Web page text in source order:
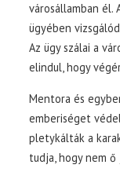
városállamban
ügyében
Az ügy szálai a
elindul, hogy
Mentora és
emberiséget
pletykálták a
tudja, hogy nem